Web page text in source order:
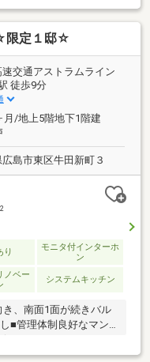
わせた住まいづくりが
全台平面タイプ（抽選
もスムーズ。周辺環境
モール「サンベルモ」
ｋｍ、バス停は約350
立地です。さらに牛田
学にも安心の距離。
圏内に揃い、暮らしや
の住環境です。
限定１邸☆
速交通アストラムライン
徒歩9分
月/地上5階地下1階建
広島市東区牛田新町３
2
り
モニタ付インターホ
ン
ノベー
システムキッチン
、南面1面が続きバル
■管理体制良好なマン
洋）【低金利で一つに